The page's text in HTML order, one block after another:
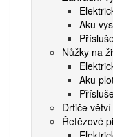
Aku
Nůžky na
Aku
Drtiče větví
Řetězové